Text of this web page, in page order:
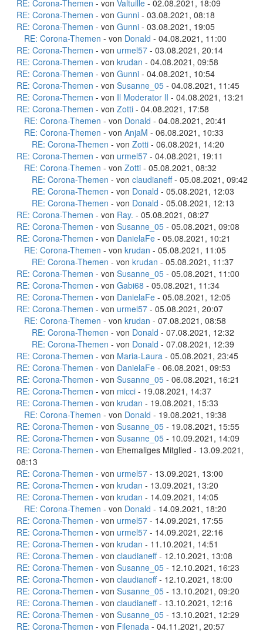
RE: Corona-Themen - von Valtuille - 02.08.2021, 18:09
RE: Corona-Themen - von Gunni - 03.08.2021, 08:18
RE: Corona-Themen - von Gunni - 03.08.2021, 19:05
RE: Corona-Themen - von Donald - 04.08.2021, 11:00
RE: Corona-Themen - von urmel57 - 03.08.2021, 20:14
RE: Corona-Themen - von krudan - 04.08.2021, 09:58
RE: Corona-Themen - von Gunni - 04.08.2021, 10:54
RE: Corona-Themen - von Susanne_05 - 04.08.2021, 11:45
RE: Corona-Themen - von Il Moderator lI - 04.08.2021, 13:21
RE: Corona-Themen - von Zotti - 04.08.2021, 17:58
RE: Corona-Themen - von Donald - 04.08.2021, 20:41
RE: Corona-Themen - von AnjaM - 06.08.2021, 10:33
RE: Corona-Themen - von Zotti - 06.08.2021, 14:20
RE: Corona-Themen - von urmel57 - 04.08.2021, 19:11
RE: Corona-Themen - von Zotti - 05.08.2021, 08:32
RE: Corona-Themen - von claudianeff- 05.08.2021, 09:42
RE: Corona-Themen - von Donald - 05.08.2021, 12:03
RE: Corona-Themen - von Donald - 05.08.2021, 12:13
RE: Corona-Themen - von Ray. - 05.08.2021, 08:27
RE: Corona-Themen - von Susanne_05 - 05.08.2021, 09:08
RE: Corona-Themen - von DanielaFe - 05.08.2021, 10:21
RE: Corona-Themen - von krudan - 05.08.2021, 11:05
RE: Corona-Themen - von krudan - 05.08.2021, 11:37
RE: Corona-Themen - von Susanne_05 - 05.08.2021, 11:00
RE: Corona-Themen - von Gabi68 - 05.08.2021, 11:34
RE: Corona-Themen - von DanielaFe - 05.08.2021, 12:05
RE: Corona-Themen - von urmel57 - 05.08.2021, 20:07
RE: Corona-Themen - von krudan - 07.08.2021, 08:58
RE: Corona-Themen - von Donald - 07.08.2021, 12:32
RE: Corona-Themen - von Donald - 07.08.2021, 12:39
RE: Corona-Themen - von Maria-Laura - 05.08.2021, 23:45
RE: Corona-Themen - von DanielaFe - 06.08.2021, 09:53
RE: Corona-Themen - von Susanne_05 - 06.08.2021, 16:21
RE: Corona-Themen - von micci - 19.08.2021, 14:37
RE: Corona-Themen - von krudan - 19.08.2021, 15:33
RE: Corona-Themen - von Donald - 19.08.2021, 19:38
RE: Corona-Themen - von Susanne_05 - 19.08.2021, 15:55
RE: Corona-Themen - von Susanne_05 - 10.09.2021, 14:09
RE: Corona-Themen - von Ehemaliges Mitglied - 13.09.2021,
08:13
RE: Corona-Themen - von urmel57 - 13.09.2021, 13:00
RE: Corona-Themen - von krudan - 13.09.2021, 13:20
RE: Corona-Themen - von krudan - 14.09.2021, 14:05
RE: Corona-Themen - von Donald - 14.09.2021, 18:20
RE: Corona-Themen - von urmel57 - 14.09.2021, 17:55
RE: Corona-Themen - von urmel57 - 14.09.2021, 22:16
RE: Corona-Themen - von krudan - 11.10.2021, 14:51
RE: Corona-Themen - von claudianeff- 12.10.2021, 13:08
RE: Corona-Themen - von Susanne_05 - 12.10.2021, 16:23
RE: Corona-Themen - von claudianeff- 12.10.2021, 18:00
RE: Corona-Themen - von Susanne_05 - 13.10.2021, 09:20
RE: Corona-Themen - von claudianeff- 13.10.2021, 12:16
RE: Corona-Themen - von Susanne_05 - 13.10.2021, 12:29
RE: Corona-Themen - von Filenada - 04.11.2021, 20:57